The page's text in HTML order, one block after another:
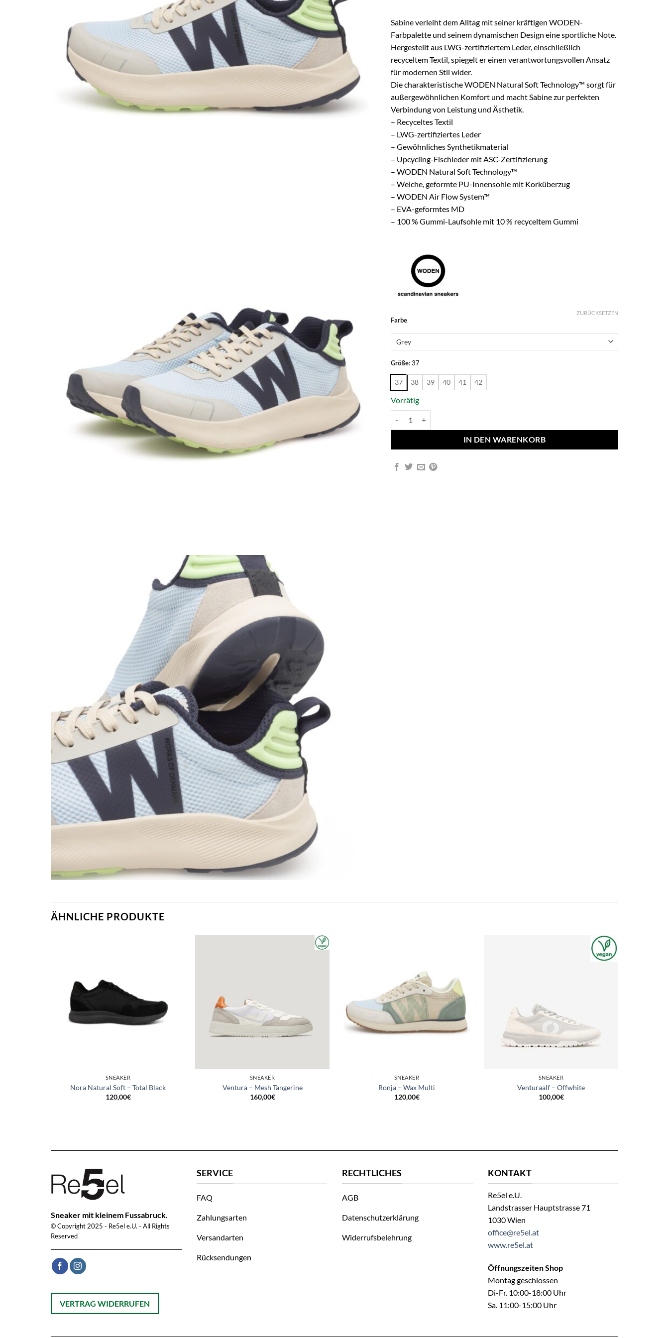
Sabine verleiht dem Alltag mit seiner kräftigen WODEN-
Farbpalette und seinem dynamischen Design eine sportliche Note.
Hergestellt aus LWG-zertifiziertem Leder, einschließlich
recyceltem Textil, spiegelt er einen verantwortungsvollen Ansatz
für modernen Stil wider.
Die charakteristische WODEN Natural Soft Technology™ sorgt für
außergewöhnlichen Komfort und macht Sabine zur perfekten
Verbindung von Leistung und Ästhetik.
– Recyceltes Textil
– LWG-zertifiziertes Leder
– Gewöhnliches Synthetikmaterial
– Upcycling-Fischleder mit ASC-Zertifizierung
– WODEN Natural Soft Technology™
– Weiche, geformte PU-Innensohle mit Korküberzug
– WODEN Air Flow System™
– EVA-geformtes MD
– 100 % Gummi-Laufsohle mit 10 % recyceltem Gummi
Farbe
Größe:37
37 38 39 40 41 42
ZURÜCKSETZEN
Vorrätig
IN DEN WARENKORB
Alternative:
ÄHNLICHE PRODUKTE
SNEAKER
Nora Natural Soft – Total Black
120,00€
SNEAKER
Ventura – Mesh Tangerine
160,00€
SNEAKER
Ronja – Wax Multi
120,00€
SNEAKER
Venturaalf – Offwhite
100,00€
Sneaker mit kleinem Fussabruck.
© Copyright 2025 - Re5el e.U. - All Rights
Reserved
Öffnet ein Dialogfenster mit dem Formular zur Online-Widerrufserklärung.
VERTRAG WIDERRUFEN
SERVICE
FAQ
Zahlungsarten
Versandarten
Rücksendungen
RECHTLICHES
AGB
Datenschutzerklärung
Widerrufsbelehrung
KONTAKT
Re5el e.U.
Landstrasser Hauptstrasse 71
1030 Wien
office@re5el.at
www.re5el.at
Öffnungszeiten Shop
Montag geschlossen
Di-Fr. 10:00-18:00 Uhr
Sa. 11:00-15:00 Uhr